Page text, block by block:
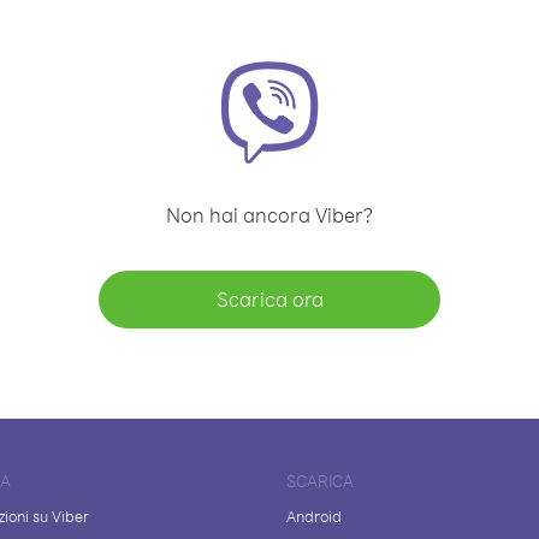
Non hai ancora Viber?
Scarica ora
su Viber
SCARICA
Android